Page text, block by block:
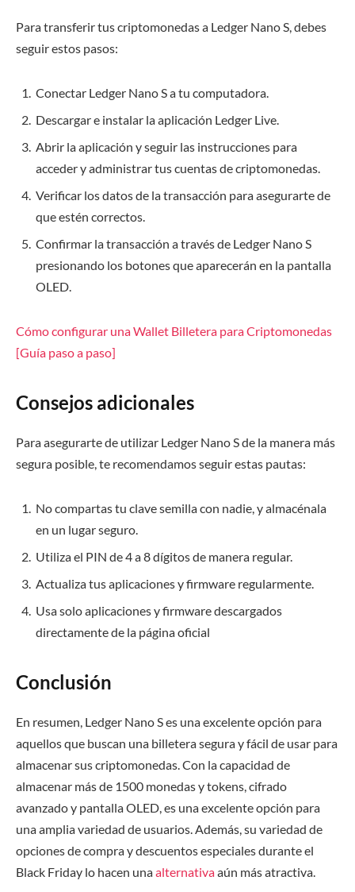
Para transferir tus criptomonedas a Ledger Nano S, debes
seguir estos pasos:
Conectar Ledger Nano S a tu computadora.
Descargar e instalar la aplicación Ledger Live.
Abrir la aplicación y seguir las instrucciones para
acceder y administrar tus cuentas de criptomonedas.
Verificar los datos de la transacción para asegurarte de
que estén correctos.
Confirmar la transacción a través de Ledger Nano S
presionando los botones que aparecerán en la pantalla
OLED.
Cómo configurar una Wallet Billetera para Criptomonedas
[Guía paso a paso]
Consejos adicionales
Para asegurarte de utilizar Ledger Nano S de la manera más
segura posible, te recomendamos seguir estas pautas:
No compartas tu clave semilla con nadie, y almacénala
en un lugar seguro.
Utiliza el PIN de 4 a 8 dígitos de manera regular.
Actualiza tus aplicaciones y firmware regularmente.
Usa solo aplicaciones y firmware descargados
directamente de la página oficial
Conclusión
En resumen, Ledger Nano S es una excelente opción para
aquellos que buscan una billetera segura y fácil de usar para
almacenar sus criptomonedas. Con la capacidad de
almacenar más de 1500 monedas y tokens, cifrado
avanzado y pantalla OLED, es una excelente opción para
una amplia variedad de usuarios. Además, su variedad de
opciones de compra y descuentos especiales durante el
Black Friday lo hacen unaalternativaaún más atractiva.